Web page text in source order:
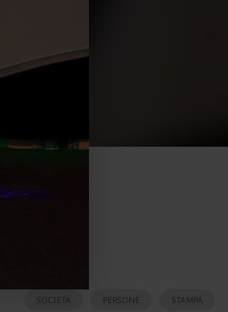
STAMPA
PERSONE
SOCIETÀ